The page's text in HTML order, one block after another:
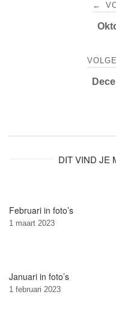
←
DIT VIND JE
Februari in foto’s
1 maart 2023
Januari in foto’s
1 februari 2023